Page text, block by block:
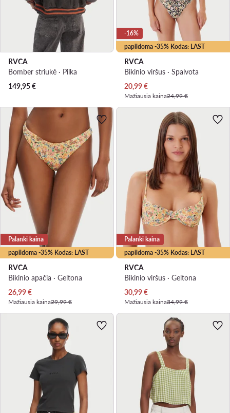
RVCA
Bomber striukė · Pilka
149,95€
papildoma -35% Kodas: LAST
-16%
RVCA
Bikinio viršus · Spalvota
Dabartinė kaina
20,99€
Mažiausia kaina24,99 €
papildoma -35% Kodas: LAST
Palanki kaina
RVCA
Bikinio apačia · Geltona
Dabartinė kaina
26,99€
Mažiausia kaina29,99 €
papildoma -35% Kodas: LAST
Palanki kaina
RVCA
Bikinio viršus · Geltona
Dabartinė kaina
30,99€
Mažiausia kaina34,99 €